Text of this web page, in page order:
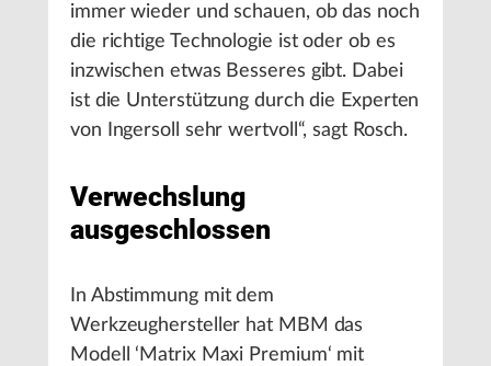
immer wieder und schauen, ob das noch
die richtige Technologie ist oder ob es
inzwischen etwas Besseres gibt. Dabei
ist die Unterstützung durch die Experten
von Ingersoll sehr wertvoll“, sagt Rosch.
Verwechslung
ausgeschlossen
In Abstimmung mit dem
Werkzeughersteller hat MBM das
Modell ‘Matrix Maxi Premium‘ mit